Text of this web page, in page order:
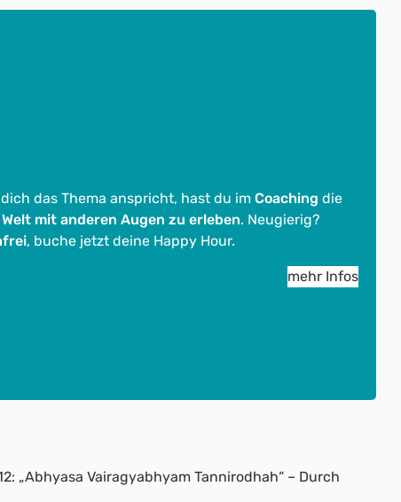
das Thema anspricht, hast du imCoachingdie
mit anderen Augen zu erleben. Neugierig?
, buche jetzt deine Happy Hour.
mehr Infos
„Abhyasa Vairagyabhyam Tannirodhah“ – Durch